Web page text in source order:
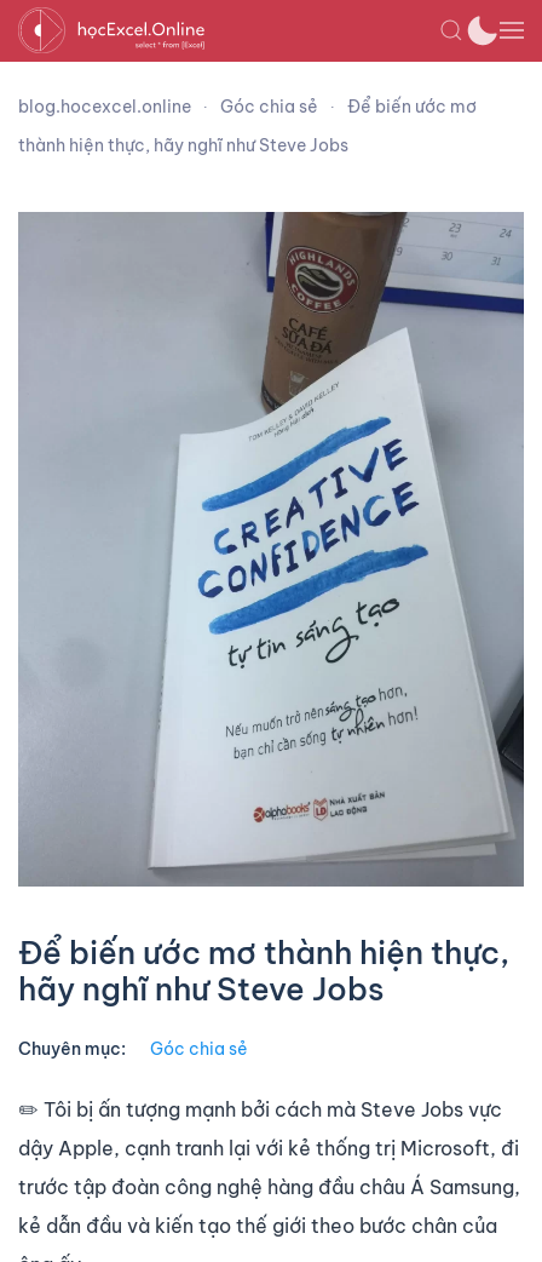
blog.hocexcel.online Góc chia sẻ
Để biến ước mơ
thành hiện thực, hãy nghĩ như Steve Jobs
Để biến ước mơ thành hiện thực,
hãy nghĩ như Steve Jobs
Chuyên mục: Góc chia sẻ
✏️ Tôi bị ấn tượng mạnh bởi cách mà Steve Jobs vực
dậy Apple, cạnh tranh lại với kẻ thống trị Microsoft, đi
trước tập đoàn công nghệ hàng đầu châu Á Samsung,
kẻ dẫn đầu và kiến tạo thế giới theo bước chân của